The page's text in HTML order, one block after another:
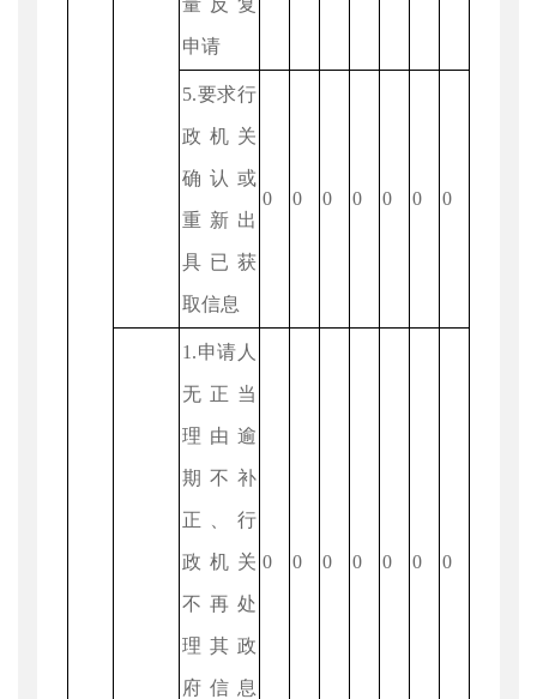
量反复
申请
5.要求行
政机关
确认或
重新出
具已获
取信息
0 0 0 0 0 0 0
1.申请人
无正当
理由逾
期不补
正、行
政机关
不再处
理其政
府信息
0 0 0 0 0 0 0